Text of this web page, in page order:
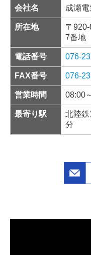
会社名 成瀬
所在地
〒
7番地
電話番号 076-
FAX番号 076-
営業時間 08:00
最寄り駅
北陸
分